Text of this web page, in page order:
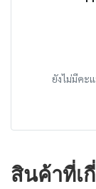
ยังไม่มีคะ
สินค้าที่เ